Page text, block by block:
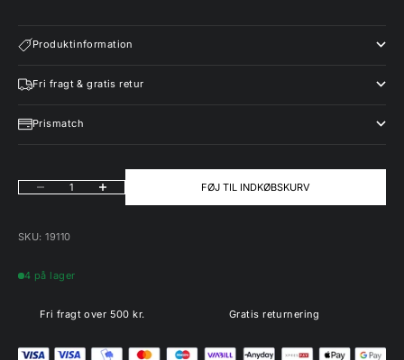
Produktinformation
Fri fragt & gratis retur
Prismatch
Sænk antal Øg antal FØJ TIL INDKØBSKURV
SKU: 19110
4 på lager
Fri fragt over 500 kr. Gratis returnering